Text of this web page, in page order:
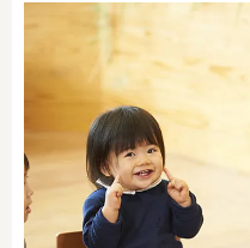
職種
保育士
保育補助
放課後児童支援員
栄養士